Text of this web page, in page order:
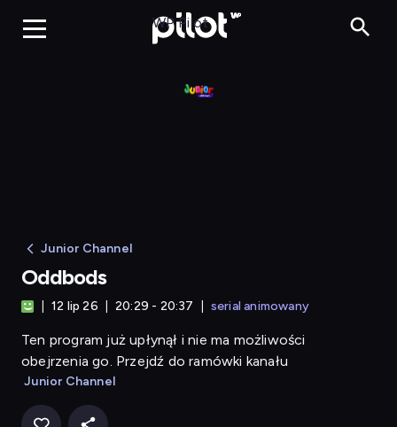
Oddbods
WP Pilot
Junior Channel
Oddbods
12 lip 26 20:29 - 20:37 serial animowany
Ten program już upłynął i nie ma możliwości
obejrzenia go. Przejdź do ramówki kanału
Junior Channel